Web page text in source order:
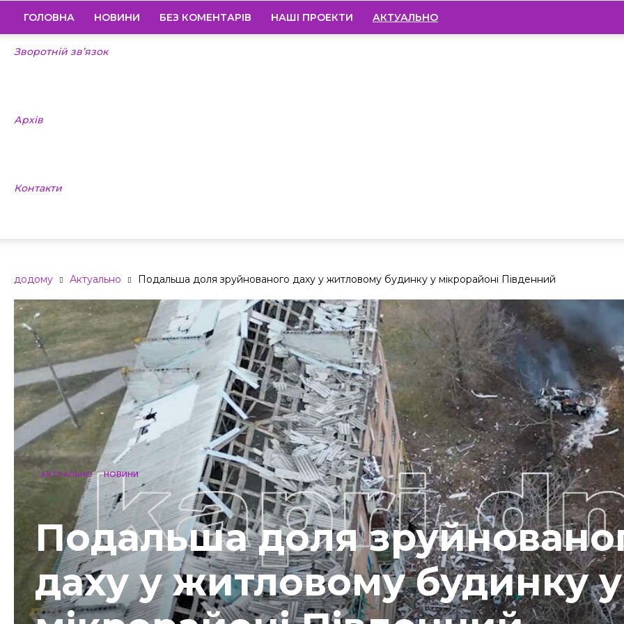
ГОЛОВНА НОВИНИ БЕЗ КОМЕНТАРІВ НАШІ ПРОЕКТИ АКТУАЛЬНО
Зворотній зв’язок
Архів
Контакти
додому Актуально Подальша доля зруйнованого даху у житловому будинку у мікрорайоні Південний
АКТУАЛЬНО НОВИНИ
Подальша доля
даху у житловому будинку у